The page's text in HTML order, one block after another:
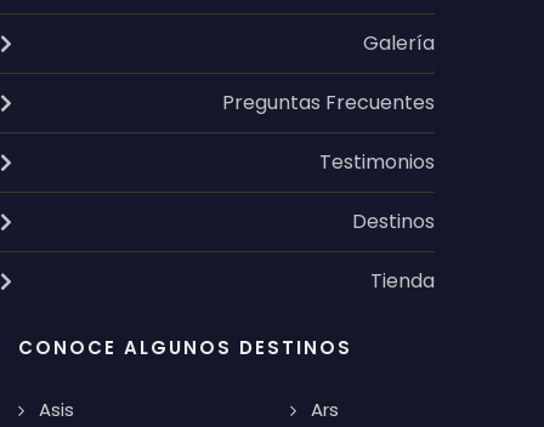
Galería
Preguntas Frecuentes
Testimonios
Destinos
Tienda
CONOCE ALGUNOS DESTINOS
Asis
Ars